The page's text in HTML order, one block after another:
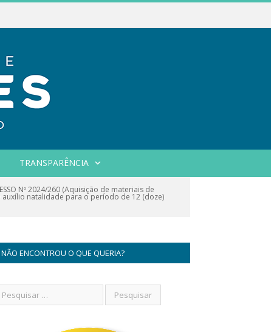
TRANSPARÊNCIA
Nº 2024/260 (Aquisição de materiais de
natalidade para o período de 12 (doze)
NÃO ENCONTROU O QUE QUERIA?